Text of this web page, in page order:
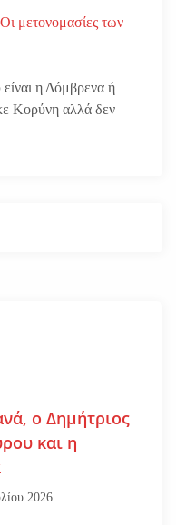
Οι μετονομασίες των
η Δόμβρενα ή
Κορύνη αλλά δεν
ο Δημήτριος
και η
2026